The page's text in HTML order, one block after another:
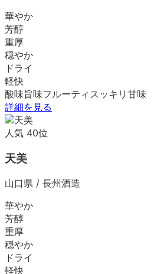
華やか
芳醇
重厚
穏やか
ドライ
軽快
酸味旨味フルーティ スッキリ 甘味
詳細を見る
人気 40位
天美
山口県 / 長州酒造
華やか
芳醇
重厚
穏やか
ドライ
軽快